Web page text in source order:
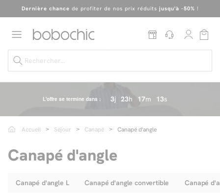
Dernière chance de profiter de nos prix réduits jusqu'à -50% !
Dernière chance jusqu'à -50%
Nouveautés
Livraison rapide
L'offre se termine dans : 3j 23h 17m 10s
Accueil Séjour Canapé Canapé d'angle
Canapé d'angle
Canapé d'angle L Canapé d'angle convertible Canapé